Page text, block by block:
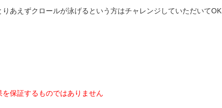
あえずクロールが泳げるという方はチャレンジしていただいてOK
保証するものではありません